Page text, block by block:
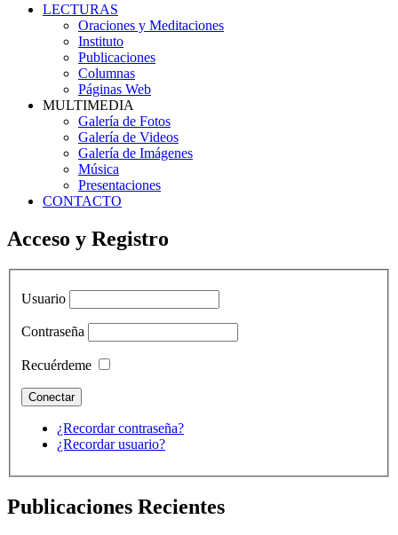
LECTURAS
Oraciones y Meditaciones
Instituto
Publicaciones
Columnas
Páginas Web
MULTIMEDIA
Galería de Fotos
Galería de Videos
Galería de Imágenes
Música
Presentaciones
CONTACTO
Acceso y Registro
Usuario
Contraseña
Recuérdeme
¿Recordar contraseña?
¿Recordar usuario?
Publicaciones Recientes